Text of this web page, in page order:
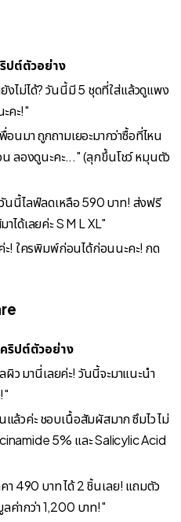
ปต์ตัวอย่าง
งไม่ได้? วันนี้มี 5 ชุดที่ใส่แล้วดูแพง
คะ!"
นมา ถูกถามเยอะมากว่าซื้อที่ไหน
น ลองดูนะคะ..." (ลุกขึ้นโชว์ หมุนตัว
นนี้ไลฟ์ลดเหลือ 590 บาท! ส่งฟรี
ได้เลยค่ะ S M L XL"
ะ! ใครพิมพ์ก่อนได้ก่อนนะคะ! กด
ริปต์ตัวอย่าง
ผิว มานี่เลยค่ะ! วันนี้จะมาแนะนำ
แล้วค่ะ ชอบเนื้อสัมผัสมาก ซึมไว ไม่
5% และ Salicylic Acid
า 490 บาท ได้ 2 ชิ้นเลย! แถมตัว
ค่ากว่า 1,200 บาท!"